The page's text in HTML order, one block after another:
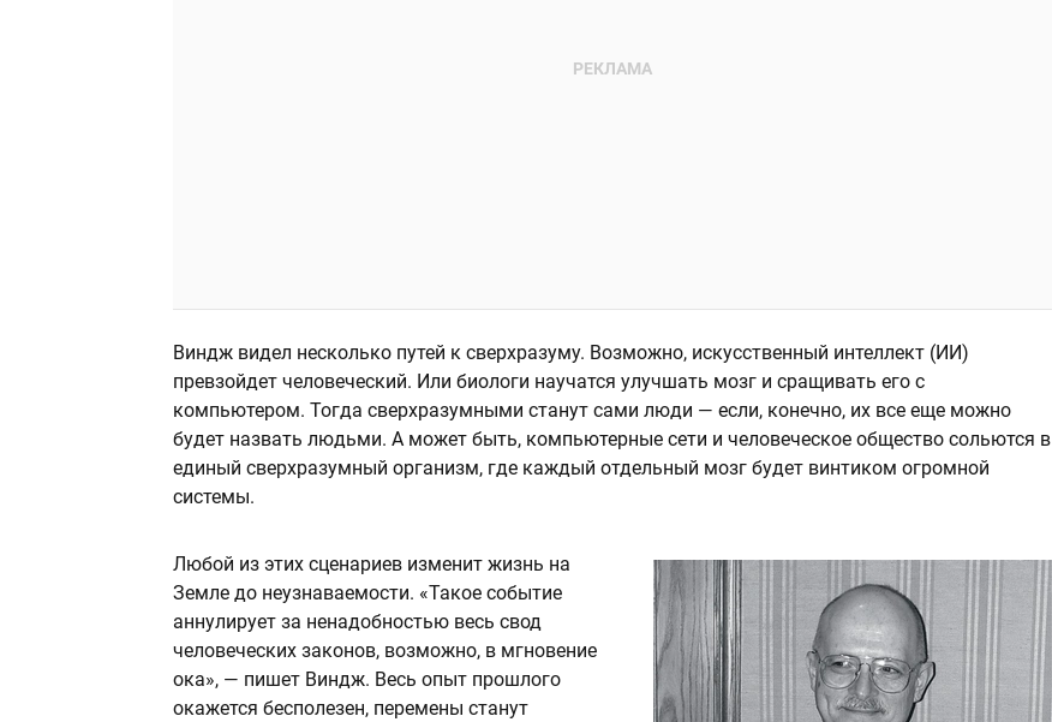
Виндж видел несколько путей к сверхразуму. Возможно, искусственный интеллект (ИИ)
превзойдет человеческий. Или биологи научатся улучшать мозг и сращивать его с
компьютером. Тогда сверхразумными станут сами люди — если, конечно, их все еще можно
будет назвать людьми. А может быть, компьютерные сети и человеческое общество сольются в
единый сверхразумный организм, где каждый отдельный мозг будет винтиком огромной
системы.
Любой из этих сценариев изменит жизнь на
Земле до неузнаваемости. «Такое событие
аннулирует за ненадобностью весь свод
человеческих законов, возможно, в мгновение
ока», — пишет Виндж. Весь опыт прошлого
окажется бесполезен, перемены станут